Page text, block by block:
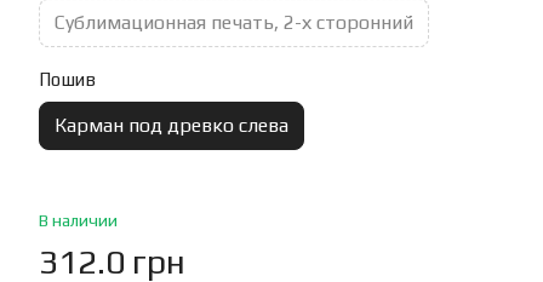
Сублимационная печать, 2-х сторонний
Пошив
Карман под древко слева
В наличии
312.0 грн